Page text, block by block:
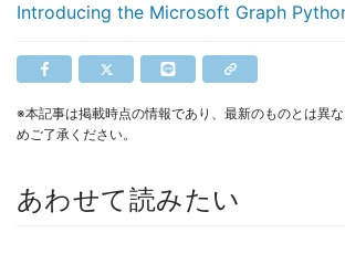
Introducing the Microsoft Graph
※本記事は掲載時点の情報であり、最新のものとは異
めご了承ください。
あわせて読みたい